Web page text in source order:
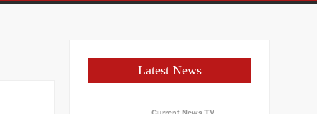
Latest News